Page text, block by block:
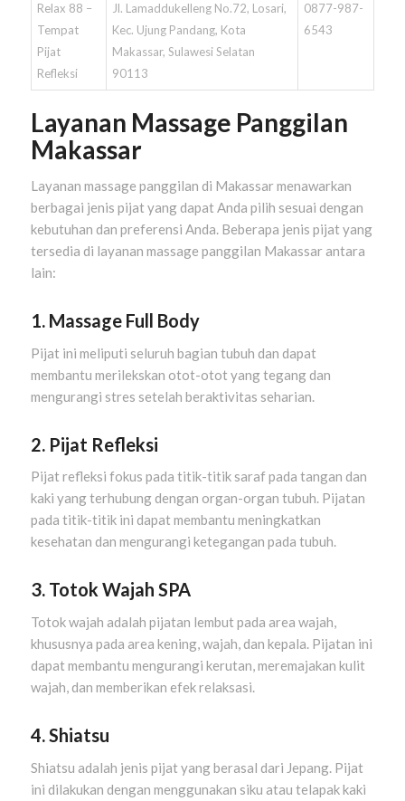
Relax 88 –
Tempat
Pijat
Refleksi
Jl. Lamaddukelleng No.72, Losari,
Kec. Ujung Pandang, Kota
Makassar, Sulawesi Selatan
90113
0877-987-
6543
Layanan Massage Panggilan
Makassar
Layanan massage panggilan di Makassar menawarkan
berbagai jenis pijat yang dapat Anda pilih sesuai dengan
kebutuhan dan preferensi Anda. Beberapa jenis pijat yang
tersedia di layanan massage panggilan Makassar antara
lain:
1. Massage Full Body
Pijat ini meliputi seluruh bagian tubuh dan dapat
membantu merilekskan otot-otot yang tegang dan
mengurangi stres setelah beraktivitas seharian.
2. Pijat Refleksi
Pijat refleksi fokus pada titik-titik saraf pada tangan dan
kaki yang terhubung dengan organ-organ tubuh. Pijatan
pada titik-titik ini dapat membantu meningkatkan
kesehatan dan mengurangi ketegangan pada tubuh.
3. Totok Wajah SPA
Totok wajah adalah pijatan lembut pada area wajah,
khususnya pada area kening, wajah, dan kepala. Pijatan ini
dapat membantu mengurangi kerutan, meremajakan kulit
wajah, dan memberikan efek relaksasi.
4. Shiatsu
Shiatsu adalah jenis pijat yang berasal dari Jepang. Pijat
ini dilakukan dengan menggunakan siku atau telapak kaki